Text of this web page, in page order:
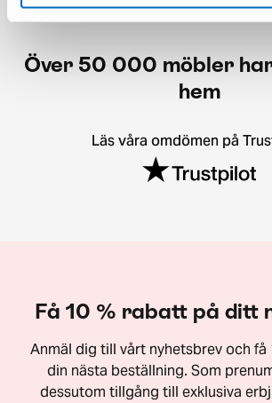
Över 50 000 möbler
hem
Läs våra omdömen på
Få 10 % rabatt på ditt
Anmäl dig till vårt nyhetsbrev och få
din nästa beställning. Som
dessutom tillgång till exklusiva